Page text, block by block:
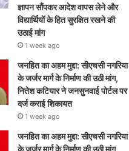
ज्ञापन सौंपकर आदेश वापस लेने और
विद्यार्थियों के हित सुरक्षित रखने की
उठाई मांग
1 week ago
जनहित का अहम मुद्दा: सीएचसी नगरिया
के जर्जर मार्ग के निर्माण की उठी मांग,
नितेश कटियार ने जनसुनवाई पोर्टल पर
दर्ज कराई शिकायत
1 week ago
जनहित का अहम मुद्दा: सीएचसी नगरिया
के जर्जर मार्ग के निर्माण की उठी मांग,